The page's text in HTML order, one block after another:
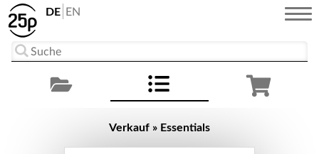
Verkauf » Essentials
DE EN